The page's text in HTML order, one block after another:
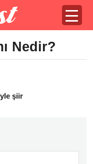
Nedir?
şiir